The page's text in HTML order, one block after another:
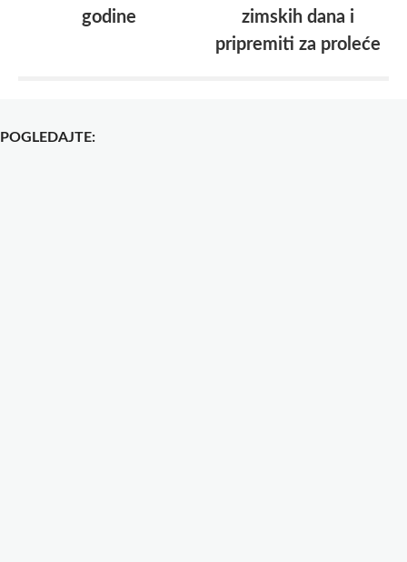
godine
zimskih dana i
pripremiti za proleće
POGLEDAJTE: